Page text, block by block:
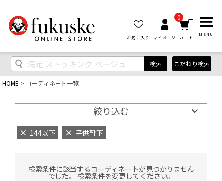
お気に入り マイページ
0
カート
MENU
検索 こだわり検索
HOME コーディネート一覧
絞り込む
144以下 子供靴下
検索条件に該当するコーディネートが見つかりません
でした。 検索条件を変更してください。